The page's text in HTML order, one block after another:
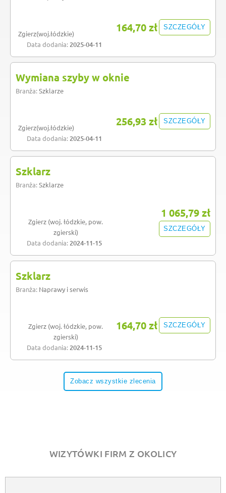
Zgierz(woj.łódzkie)
Data dodania: 2025-04-11
164,70 zł SZCZEGÓŁY
Wymiana szyby w oknie
Branża:Szklarze
Zgierz(woj.łódzkie)
Data dodania: 2025-04-11
256,93 zł SZCZEGÓŁY
Szklarz
Branża:Szklarze
Zgierz (woj. łódzkie, pow.
zgierski)
Data dodania: 2024-11-15
1 065,79 zł
SZCZEGÓŁY
Szklarz
Branża: Naprawy i serwis
Zgierz (woj. łódzkie, pow.
zgierski)
Data dodania: 2024-11-15
164,70 zł SZCZEGÓŁY
Zobacz wszystkie zlecenia
WIZYTÓWKI FIRM Z OKOLICY